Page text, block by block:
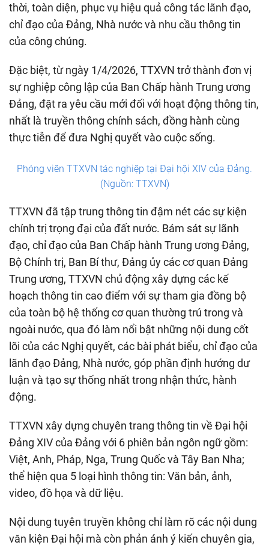
thời, toàn diện, phục vụ hiệu quả công tác lãnh đạo,
chỉ đạo của Đảng, Nhà nước và nhu cầu thông tin
của công chúng.
Đặc biệt, từ ngày 1/4/2026, TTXVN trở thành đơn vị
sự nghiệp công lập của Ban Chấp hành Trung ương
Đảng, đặt ra yêu cầu mới đối với hoạt động thông tin,
nhất là truyền thông chính sách, đồng hành cùng
thực tiễn để đưa Nghị quyết vào cuộc sống.
Phóng viên TTXVN tác nghiệp tại Đại hội XIV của Đảng.
(Nguồn: TTXVN)
TTXVN đã tập trung thông tin đậm nét các sự kiện
chính trị trọng đại của đất nước. Bám sát sự lãnh
đạo, chỉ đạo của Ban Chấp hành Trung ương Đảng,
Bộ Chính trị, Ban Bí thư, Đảng ủy các cơ quan Đảng
Trung ương, TTXVN chủ động xây dựng các kế
hoạch thông tin cao điểm với sự tham gia đồng bộ
của toàn bộ hệ thống cơ quan thường trú trong và
ngoài nước, qua đó làm nổi bật những nội dung cốt
lõi của các Nghị quyết, các bài phát biểu, chỉ đạo của
lãnh đạo Đảng, Nhà nước, góp phần định hướng dư
luận và tạo sự thống nhất trong nhận thức, hành
động.
TTXVN xây dựng chuyên trang thông tin về Đại hội
Đảng XIV của Đảng với 6 phiên bản ngôn ngữ gồm:
Việt, Anh, Pháp, Nga, Trung Quốc và Tây Ban Nha;
thể hiện qua 5 loại hình thông tin: Văn bản, ảnh,
video, đồ họa và dữ liệu.
Nội dung tuyên truyền không chỉ làm rõ các nội dung
văn kiện Đại hội mà còn phản ánh ý kiến chuyên gia,